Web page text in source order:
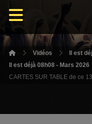
Vidéos
Il est
Il est déjà 08h08 - Mars 2026
CARTES SUR TABLE de ce